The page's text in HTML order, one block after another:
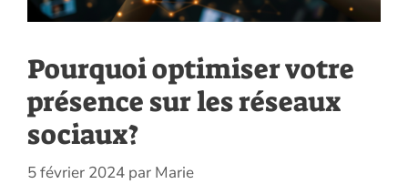
Pourquoi optimiser votre
présence sur les réseaux
sociaux?
5 février 2024 par Marie